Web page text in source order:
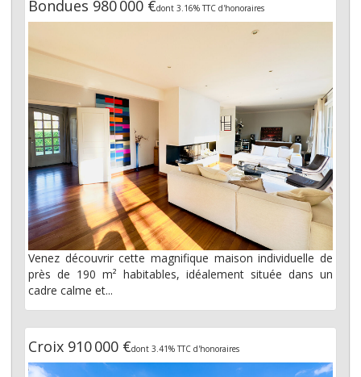
Bondues 980 000 €dont 3.16% TTC d'honoraires
Venez découvrir cette magnifique maison individuelle de
près de 190 m² habitables, idéalement située dans un
cadre calme et...
Croix 910 000 €dont 3.41% TTC d'honoraires